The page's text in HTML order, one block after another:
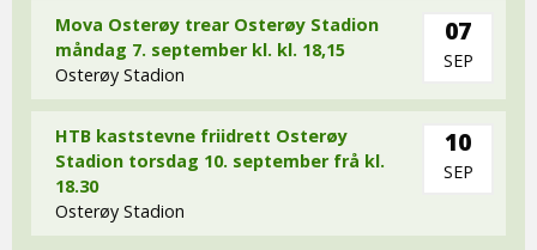
Mova Osterøy trear Osterøy Stadion
måndag 7. september kl. kl. 18,15
Osterøy Stadion
07
SEP
HTB kaststevne friidrett Osterøy
Stadion torsdag 10. september frå kl.
18.30
Osterøy Stadion
10
SEP